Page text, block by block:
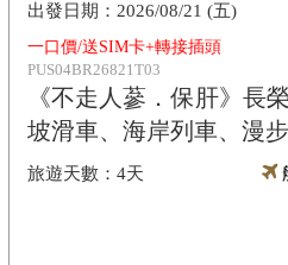
一口價/送SIM卡+轉接插頭
PUS04BR26821T03
《不走人蔘．保肝》長
坡滑車、海岸列車、漫
4天
2026/08/21 (五)